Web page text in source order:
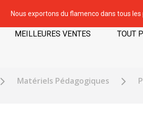
Nous exportons du flamenco dans tous les
MEILLEURES VENTES TOUT
Matériels Pédagogiques